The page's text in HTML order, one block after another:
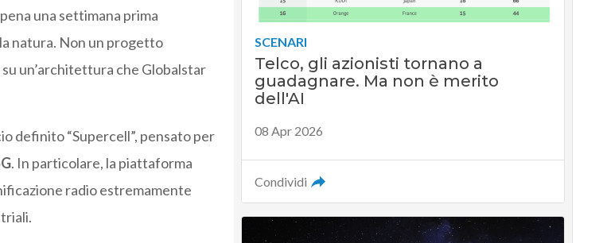
una settimana prima
natura. Non un progetto
un’architettura che Globalstar
definito “Supercell”, pensato per
. In particolare, la piattaforma
radio estremamente
SCENARI
Telco, gli azionisti tornano a
guadagnare. Ma non è merito
dell'AI
08 Apr 2026
Condividi